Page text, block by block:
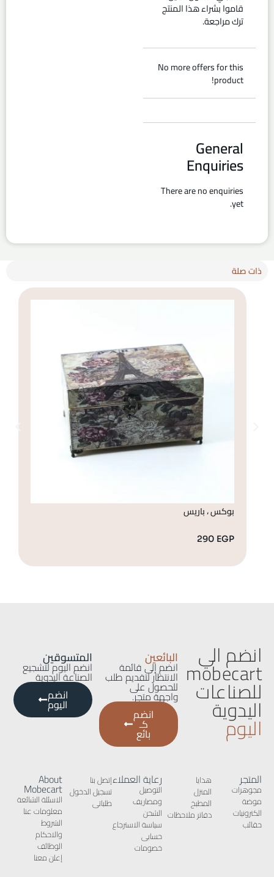
قاموا بشراء هذا المنتج
ترك مراجعة.
No more offers for this
product!
General
Enquiries
There are no enquiries
yet.
ذات صلة
بوكس ، باريس
290 EGP
انضم الي
mobecart
للصناعات
اليدوية
اليوم
البائعين
انضم إلى قائمة
الانتظار لتقديم طلب
للحصول على
واجهة متجر.
انضم
كـ
بائع
المتسوقين
انضم اليوم لتشجيع
الصناعة اليدوية
انضم
اليوم
المتجر
مجوهرات
موضة
الكترونيات
حقائب
هدايا
المنزل
المطبخ
دفاتر ملاحظات
رعاية العملاء
التوصيل
ومصاريف
الشحن
سياسة الاسترجاع
حسابى
خصومات
إتصل بنا
تسجيل الدخول
طلباتى
About
Mobecart
الاسئلة الشائعة
معلومات عنا
الشروط
والاحكام
الوظائف
إعلن معنا